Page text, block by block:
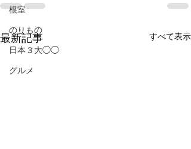
根室
のりもの
日本３大◯◯
グルメ
最新記事 すべて表示